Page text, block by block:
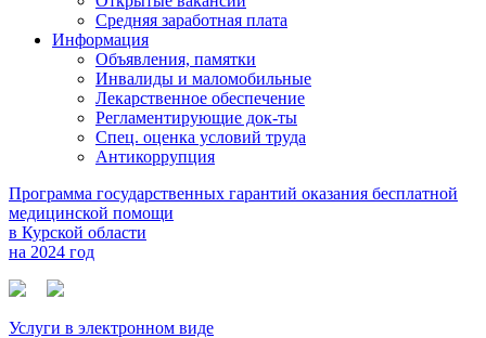
Средняя заработная плата
Информация
Объявления, памятки
Инвалиды и маломобильные
Лекарственное обеспечение
Регламентирующие док-ты
Спец. оценка условий труда
Антикоррупция
Программа государственных гарантий оказания бесплатной
медицинской помощи
в Курской области
на 2024 год
Услуги в электронном виде